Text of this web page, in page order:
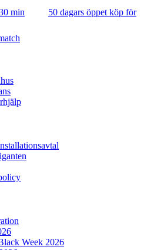
min 50 dagars öppet köp för
Week 2026